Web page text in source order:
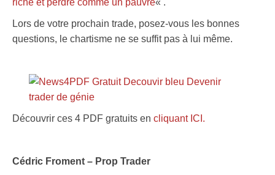
Lors de votre prochain trade, posez-vous les bonnes
questions, le chartisme ne se suffit pas à lui même.
Découvrir ces 4 PDF gratuits en cliquant ICI.
Cédric Froment – Prop Trader